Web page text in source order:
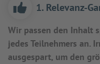
1. Relevanz-
Wir passen den Inhalt
jedes Teilnehmers an.
ausgespart, um den